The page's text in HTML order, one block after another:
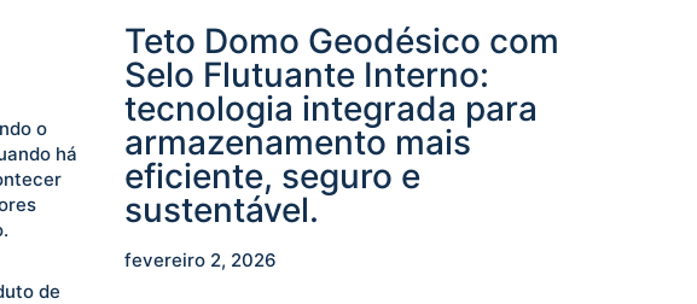
o
há
de
Teto Domo Geodésico com
Selo Flutuante Interno:
tecnologia integrada para
armazenamento mais
eficiente, seguro e
sustentável.
fevereiro 2, 2026